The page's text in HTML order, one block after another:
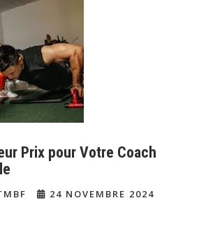
Prix pour Votre Coach
24 NOVEMBRE 2024